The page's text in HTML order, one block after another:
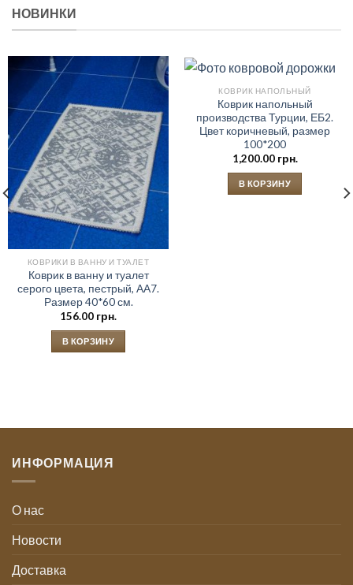
НОВИНКИ
КОВРИКИ В ВАННУ И ТУАЛЕТ
Коврик в ванну и туалет
серого цвета, пестрый, АА7.
Размер 40*60 см.
156.00 грн.
В КОРЗИНУ
КОВРИК НАПОЛЬНЫЙ
Коврик напольный
производства Турции, ЕБ2.
Цвет коричневый, размер
100*200
1,200.00 грн.
В КОРЗИНУ
ИНФОРМАЦИЯ
О нас
Новости
Доставка